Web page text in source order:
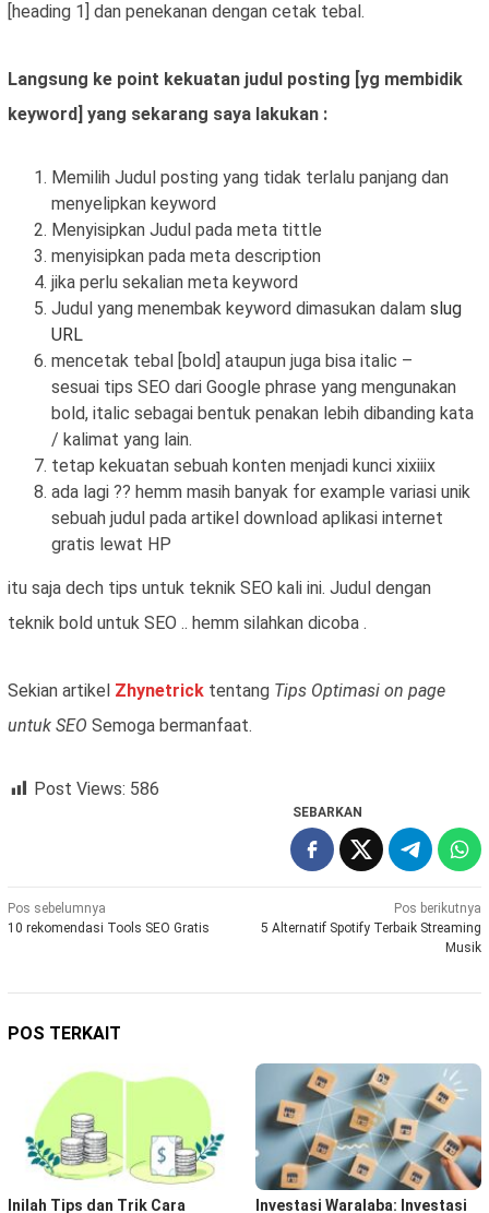
[heading 1] dan penekanan dengan cetak tebal.
Langsung ke point kekuatan judul posting [yg membidik
keyword] yang sekarang saya lakukan :
Memilih Judul posting yang tidak terlalu panjang dan
menyelipkan keyword
Menyisipkan Judul pada meta tittle
menyisipkan pada meta description
jika perlu sekalian meta keyword
Judul yang menembak keyword dimasukan dalam slug
URL
mencetak tebal [bold] ataupun juga bisa italic –
sesuai tips SEO dari Google phrase yang mengunakan
bold, italic sebagai bentuk penakan lebih dibanding kata
/ kalimat yang lain.
tetap kekuatan sebuah konten menjadi kunci xixiiix
ada lagi ?? hemm masih banyak for example variasi unik
sebuah judul pada artikel download aplikasi internet
gratis lewat HP
itu saja dech tips untuk teknik SEO kali ini. Judul dengan
teknik bold untuk SEO .. hemm silahkan dicoba .
Sekian artikel Zhynetrick tentang Tips Optimasi on page
untuk SEO Semoga bermanfaat.
Post Views: 586
SEBARKAN
Navigasi
pos
Pos sebelumnya
10 rekomendasi Tools SEO Gratis
Pos berikutnya
5 Alternatif Spotify Terbaik Streaming
Musik
POS TERKAIT
Inilah Tips dan Trik Cara Investasi Waralaba: Investasi